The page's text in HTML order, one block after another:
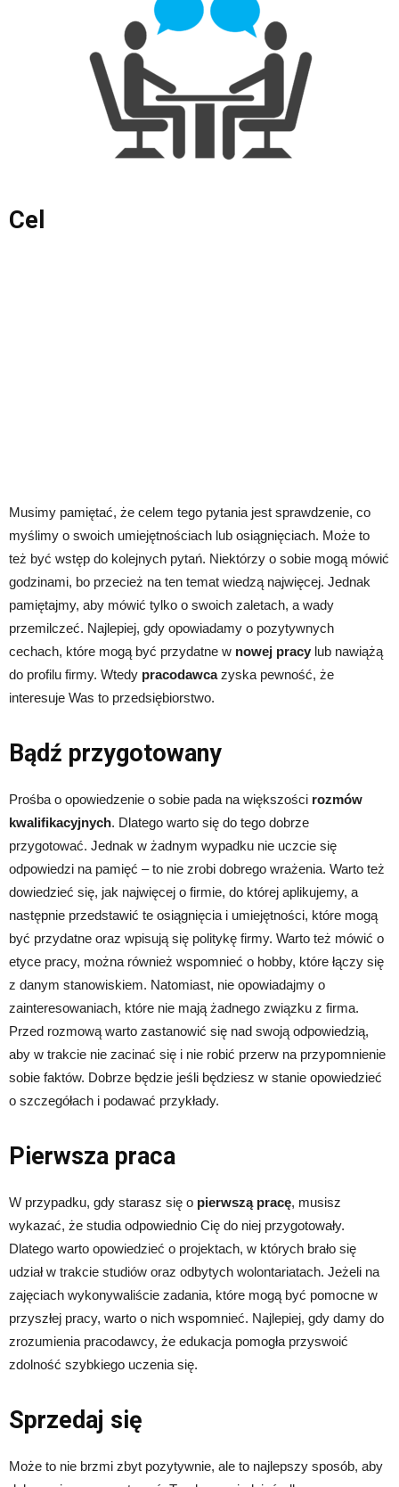
Cel
Musimy pamiętać, że celem tego pytania jest sprawdzenie, co
myślimy o swoich umiejętnościach lub osiągnięciach. Może to
też być wstęp do kolejnych pytań. Niektórzy o sobie mogą mówić
godzinami, bo przecież na ten temat wiedzą najwięcej. Jednak
pamiętajmy, aby mówić tylko o swoich zaletach, a wady
przemilczeć. Najlepiej, gdy opowiadamy o pozytywnych
cechach, które mogą być przydatne w nowej pracy lub nawiążą
do profilu firmy. Wtedy pracodawcazyska pewność, że
interesuje Was to przedsiębiorstwo.
Bądź przygotowany
Prośba o opowiedzenie o sobie pada na większości rozmów
kwalifikacyjnych. Dlatego warto się do tego dobrze
przygotować. Jednak w żadnym wypadku nie uczcie się
odpowiedzi na pamięć – to nie zrobi dobrego wrażenia. Warto też
dowiedzieć się, jak najwięcej o firmie, do której aplikujemy, a
następnie przedstawić te osiągnięcia i umiejętności, które mogą
być przydatne oraz wpisują się politykę firmy. Warto też mówić o
etyce pracy, można również wspomnieć o hobby, które łączy się
z danym stanowiskiem. Natomiast, nie opowiadajmy o
zainteresowaniach, które nie mają żadnego związku z firma.
Przed rozmową warto zastanowić się nad swoją odpowiedzią,
aby w trakcie nie zacinać się i nie robić przerw na przypomnienie
sobie faktów. Dobrze będzie jeśli będziesz w stanie opowiedzieć
o szczegółach i podawać przykłady.
Pierwsza praca
W przypadku, gdy starasz się o pierwszą pracę, musisz
wykazać, że studia odpowiednio Cię do niej przygotowały.
Dlatego warto opowiedzieć o projektach, w których brało się
udział w trakcie studiów oraz odbytych wolontariatach. Jeżeli na
zajęciach wykonywaliście zadania, które mogą być pomocne w
przyszłej pracy, warto o nich wspomnieć. Najlepiej, gdy damy do
zrozumienia pracodawcy, że edukacja pomogła przyswoić
zdolność szybkiego uczenia się.
Sprzedaj się
Może to nie brzmi zbyt pozytywnie, ale to najlepszy sposób, aby